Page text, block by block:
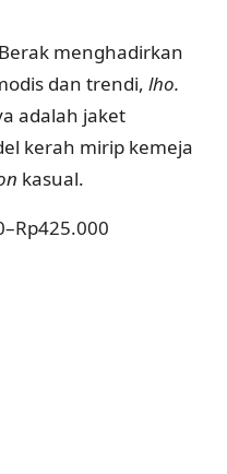
menghadirkan
dan trendi, lho.
adalah jaket
kerah mirip kemeja
kasual.